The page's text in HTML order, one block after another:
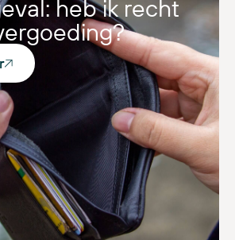
heb ik recht